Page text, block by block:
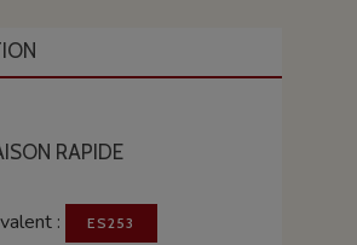
RAPIDE
: ES253